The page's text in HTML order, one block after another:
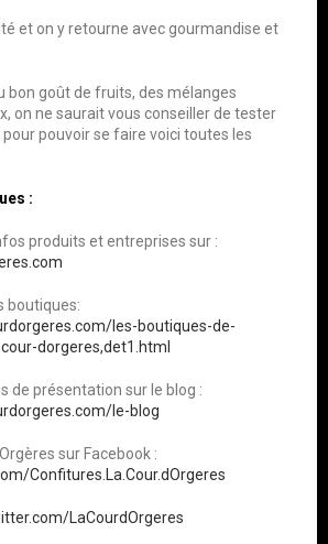
et on y retourne avec gourmandise et
bon goût de fruits, des mélanges
on ne saurait vous conseiller de tester
pouvoir se faire voici toutes les
:
produits et entreprises sur :
boutiques:
les-boutiques-de-
dorgeres,det1.html
de présentation sur le blog :
le-blog
sur Facebook :
Confitures.La.Cour.dOrgeres
LaCourdOrgeres